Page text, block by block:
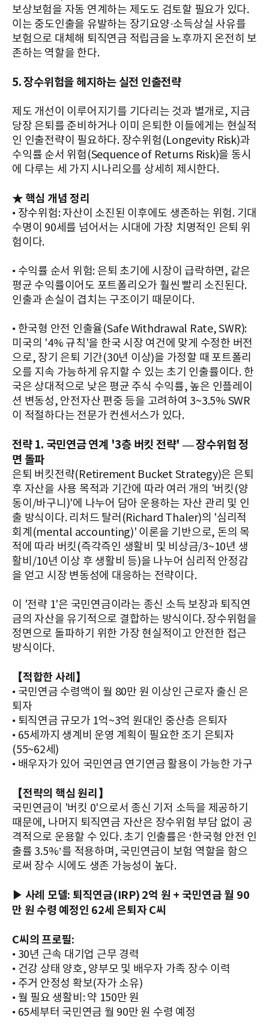
보상보험을 자동 연계하는 제도도 검토할 필요가 있다.
이는 중도인출을 유발하는 장기요양·소득상실 사유를
보험으로 대체해 퇴직연금 적립금을 노후까지 온전히 보
존하는 역할을 한다.
5. 장수위험을 헤지하는 실전 인출전략
제도 개선이 이루어지기를 기다리는 것과 별개로, 지금
당장 은퇴를 준비하거나 이미 은퇴한 이들에게는 현실적
인 인출전략이 필요하다. 장수위험(Longevity Risk)과
수익률 순서 위험(Sequence of Returns Risk)을 동시
에 다루는 세 가지 시나리오를 상세히 제시한다.
★ 핵심 개념 정리
• 장수위험: 자산이 소진된 이후에도 생존하는 위험. 기대
수명이 90세를 넘어서는 시대에 가장 치명적인 은퇴 위
험이다.
• 수익률 순서 위험: 은퇴 초기에 시장이 급락하면, 같은
평균 수익률이어도 포트폴리오가 훨씬 빨리 소진된다.
인출과 손실이 겹치는 구조이기 때문이다.
• 한국형 안전 인출율(Safe Withdrawal Rate, SWR):
미국의 '4% 규칙'을 한국 시장 여건에 맞게 수정한 버전
으로, 장기 은퇴 기간(30년 이상)을 가정할 때 포트폴리
오를 지속 가능하게 유지할 수 있는 초기 인출률이다. 한
국은 상대적으로 낮은 평균 주식 수익률, 높은 인플레이
션 변동성, 안전자산 편중 등을 고려하여 3~3.5% SWR
이 적절하다는 전문가 컨센서스가 있다.
전략 1. 국민연금 연계 '3층 버킷 전략' — 장수위험 정
면 돌파
은퇴 버킷전략(Retirement Bucket Strategy)은 은퇴
후 자산을 사용 목적과 기간에 따라 여러 개의 '버킷(양
동이/바구니)'에 나누어 담아 운용하는 자산 관리 및 인
출 방식이다. 리처드 탈러(Richard Thaler)의 '심리적
회계(mental accounting)' 이론을 기반으로, 돈의 목
적에 따라 버킷(즉각즉인 생활비 및 비상금/3~10년 생
활비/10년 이상 후 생활비 등)을 나누어 심리적 안정감
을 얻고 시장 변동성에 대응하는 전략이다.
이 '전략 1'은 국민연금이라는 종신 소득 보장과 퇴직연
금의 자산을 유기적으로 결합하는 방식이다. 장수위험을
정면으로 돌파하기 위한 가장 현실적이고 안전한 접근
방식이다.
【적합한 사례】
• 국민연금 수령액이 월 80만 원 이상인 근로자 출신 은
퇴자
• 퇴직연금 규모가 1억~3억 원대인 중산층 은퇴자
• 65세까지 생계비 운영 계획이 필요한 조기 은퇴자
(55~62세)
• 배우자가 있어 국민연금 연기연금 활용이 가능한 가구
【전략의 핵심 원리】
국민연금이 '버킷 0'으로서 종신 기저 소득을 제공하기
때문에, 나머지 퇴직연금 자산은 장수위험 부담 없이 공
격적으로 운용할 수 있다. 초기 인출률은 ‘한국형 안전 인
출률 3.5%’를 적용하며, 국민연금이 보험 역할을 함으
로써 장수 시에도 생존 가능성이 높다.
▶ 사례 모델: 퇴직연금(IRP) 2억 원 + 국민연금 월 90
만 원 수령 예정인 62세 은퇴자 C씨
C씨의 프로필:
• 30년 근속 대기업 근무 경력
• 건강 상태 양호, 양부모 및 배우자 가족 장수 이력
• 주거 안정성 확보(자가 소유)
• 월 필요 생활비: 약 150만 원
• 65세부터 국민연금 월 90만 원 수령 예정